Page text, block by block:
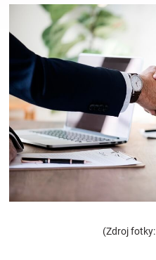
Hračky
zábava
pro
děti
Těhotenské
(Zdroj fotky: